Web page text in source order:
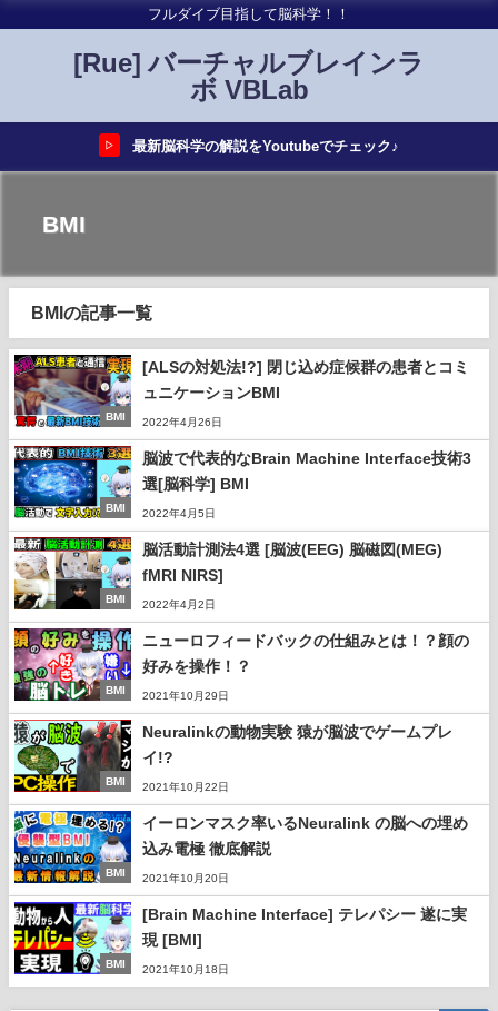
フルダイブ目指して脳科学！！
[Rue] バーチャルブレインラ
ボ VBLab
▷ 最新脳科学の解説をYoutubeでチェック♪
BMI
BMIの記事一覧
BMI
[ALSの対処法!?] 閉じ込め症候群の患者とコミ
ュニケーションBMI
2022年4月26日
BMI
脳波で代表的なBrain Machine Interface技術3
選[脳科学] BMI
2022年4月5日
BMI
脳活動計測法4選 [脳波(EEG) 脳磁図(MEG)
fMRI NIRS]
2022年4月2日
BMI
ニューロフィードバックの仕組みとは！？顔の
好みを操作！？
2021年10月29日
BMI
Neuralinkの動物実験 猿が脳波でゲームプレ
イ!?
2021年10月22日
BMI
イーロンマスク率いるNeuralink の脳への埋め
込み電極 徹底解説
2021年10月20日
BMI
[Brain Machine Interface] テレパシー 遂に実
現 [BMI]
2021年10月18日